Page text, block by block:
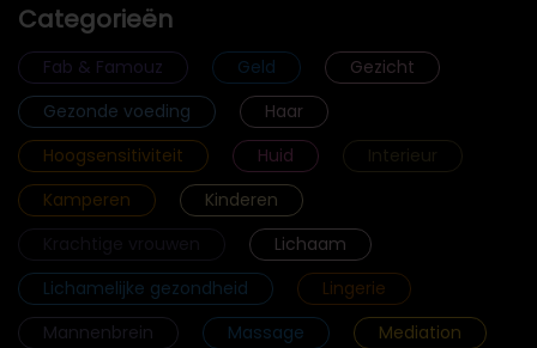
Categorieën
Fab & Famouz Geld
Gezicht
Gezonde voeding
Haar
Hoogsensitiviteit
Huid
Interieur
Kamperen
Kinderen
Lichaam
Lichamelijke gezondheid
Lingerie
Mannenbrein
Massage
Mediation